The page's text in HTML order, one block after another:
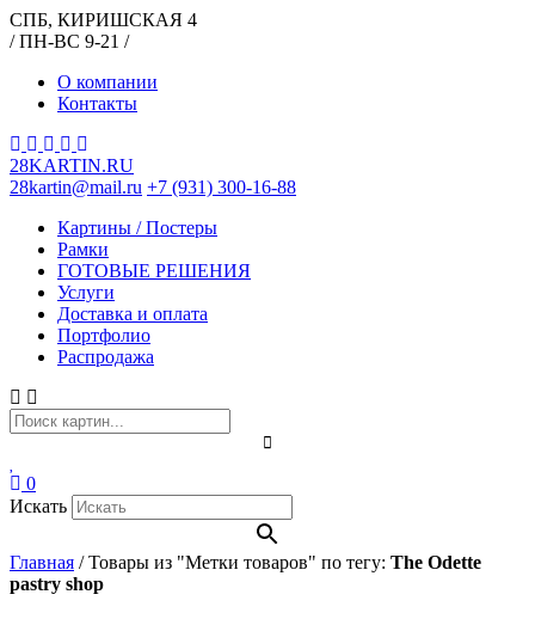
СПБ, КИРИШСКАЯ 4
/ ПН-ВС 9-21 /
О компании
Контакты
28KARTIN.RU
28kartin@mail.ru +7 (931) 300-16-88
Картины / Постеры
Рамки
ГОТОВЫЕ РЕШЕНИЯ
Услуги
Доставка и оплата
Портфолио
Распродажа
0
Искать
Главная /Товары из "Метки товаров" по тегу: The Odette
pastry shop